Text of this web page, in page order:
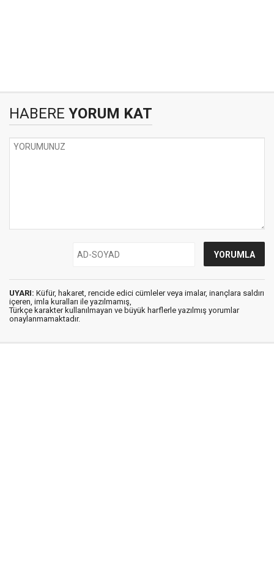
HABERE YORUM KAT
UYARI: Küfür, hakaret, rencide edici cümleler veya imalar, inançlara saldırı
içeren, imla kuralları ile yazılmamış,
Türkçe karakter kullanılmayan ve büyük harflerle yazılmış yorumlar
onaylanmamaktadır.